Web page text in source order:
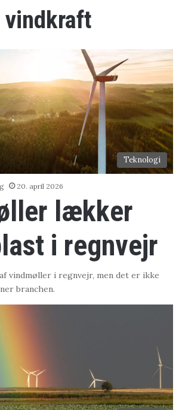
vindkraft
Teknologi
20. april 2026
lækker
i regnvejr
vindmøller i regnvejr, men det er ikke
branchen.